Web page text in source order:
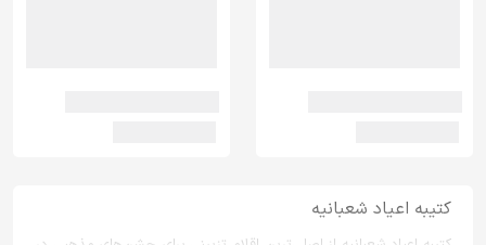
کتیبه اعیاد شعبانیه